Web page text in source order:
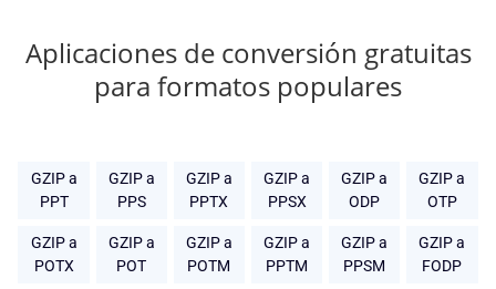
Aplicaciones de conversión gratuitas
para formatos populares
GZIP a
PPT
GZIP a
PPS
GZIP a
PPTX
GZIP a
PPSX
GZIP a
ODP
GZIP a
OTP
GZIP a
POTX
GZIP a
POT
GZIP a
POTM
GZIP a
PPTM
GZIP a
PPSM
GZIP a
FODP